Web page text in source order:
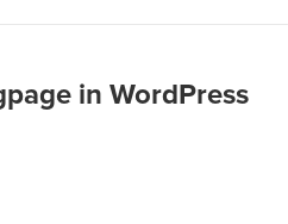
in WordPress